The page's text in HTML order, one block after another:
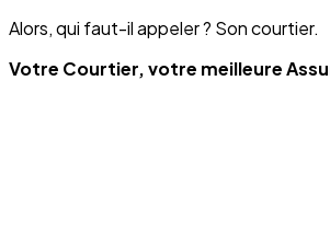
Alors, qui faut-il appeler ? Son courtier.
Votre Courtier, votre meilleure